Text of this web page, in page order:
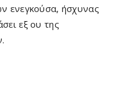
ενεγκούσα, ήσχυνας
εξ ου της